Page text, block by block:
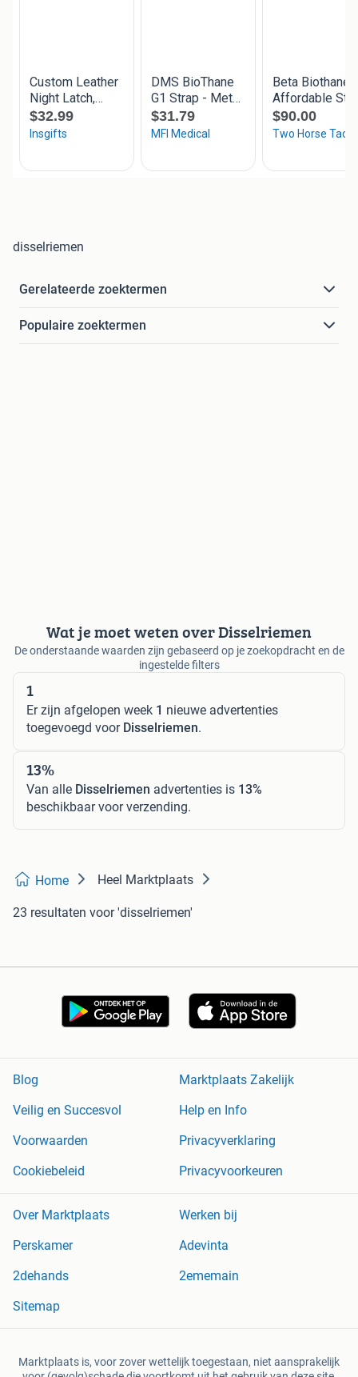
disselriemen
Gerelateerde zoektermen
Populaire zoektermen
Wat je moet weten over Disselriemen
De onderstaande waarden zijn gebaseerd op je zoekopdracht en de
ingestelde filters
1
Er zijn afgelopen week 1 nieuwe advertenties
toegevoegd voor Disselriemen.
13%
Van alle Disselriemen advertenties is 13%
beschikbaar voor verzending.
Home Heel Marktplaats
23 resultaten voor 'disselriemen'
Blog
Marktplaats Zakelijk
Veilig en Succesvol
Help en Info
Voorwaarden
Privacyverklaring
Cookiebeleid
Privacyvoorkeuren
Over Marktplaats
Werken bij
Perskamer
Adevinta
2dehands
2ememain
Sitemap
Marktplaats is, voor zover wettelijk toegestaan, niet aansprakelijk